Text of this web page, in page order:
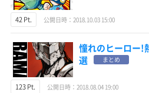
42 Pt. 公開日時：2018.10.03 15:00
憧れのヒーロー!
選
まとめ
123 Pt. 公開日時：2018.08.04 19:00